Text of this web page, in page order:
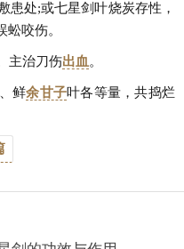
患处;或七星剑叶烧炭存性，
咬伤。
主治刀伤出血。
鲜余甘子叶各等量，共捣烂